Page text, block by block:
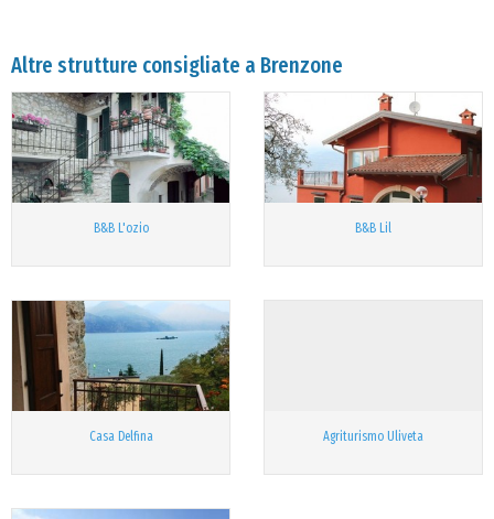
Altre strutture consigliate a Brenzone
B&B L'ozio B&B Lil
Casa Delfina Agriturismo Uliveta